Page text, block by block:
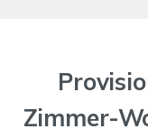
Zimmer-